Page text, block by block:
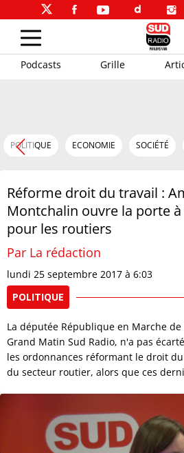
Podcasts Grille
POLITIQUE ECONOMIE SOCIÉTÉ
Réforme droit du travail :
Montchalin ouvre la porte
pour les routiers
Par La rédaction
lundi 25 septembre 2017 à 6:03
POLITIQUE
La députée République en Marche
Grand Matin Sud Radio, n'a pas
les ordonnances réformant le droit
du secteur routier, alors que ces